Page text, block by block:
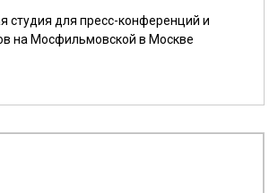
студия для пресс-конференций и
на Мосфильмовской в Москве